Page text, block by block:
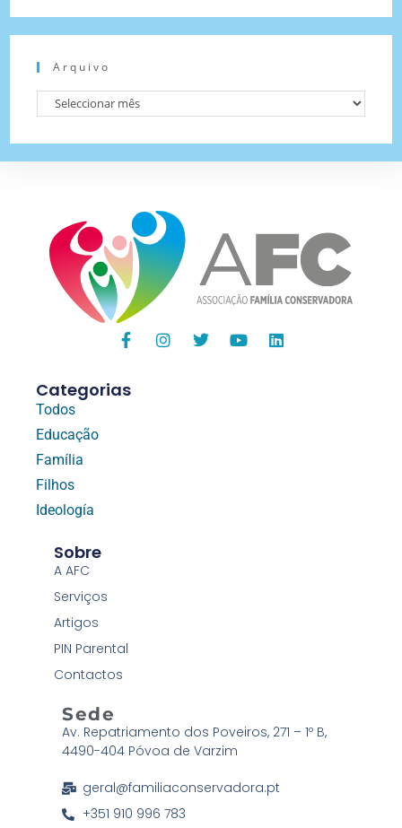
Arquivo
Categorias
Todos
Educação
Família
Filhos
Ideología
Sobre
A AFC
Serviços
Artigos
PIN Parental
Contactos
Sede
Av. Repatriamento dos Poveiros, 271 – 1º B,
4490-404 Póvoa de Varzim
geral@familiaconservadora.pt
+351 910 996 783